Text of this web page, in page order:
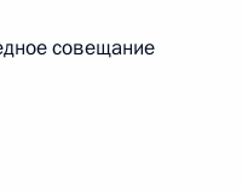
совещание